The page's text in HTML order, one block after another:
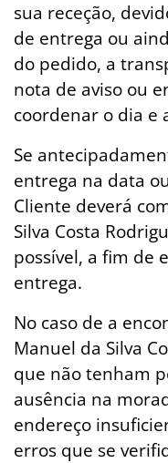
sua receção,
de entrega ou
do pedido, a
nota de aviso ou
coordenar o dia e
Se
entrega na data
Cliente deverá
Silva Costa
possível, a fim de
entrega.
No caso de a
Manuel da Silva
que não tenham
ausência na
endereço
erros que se